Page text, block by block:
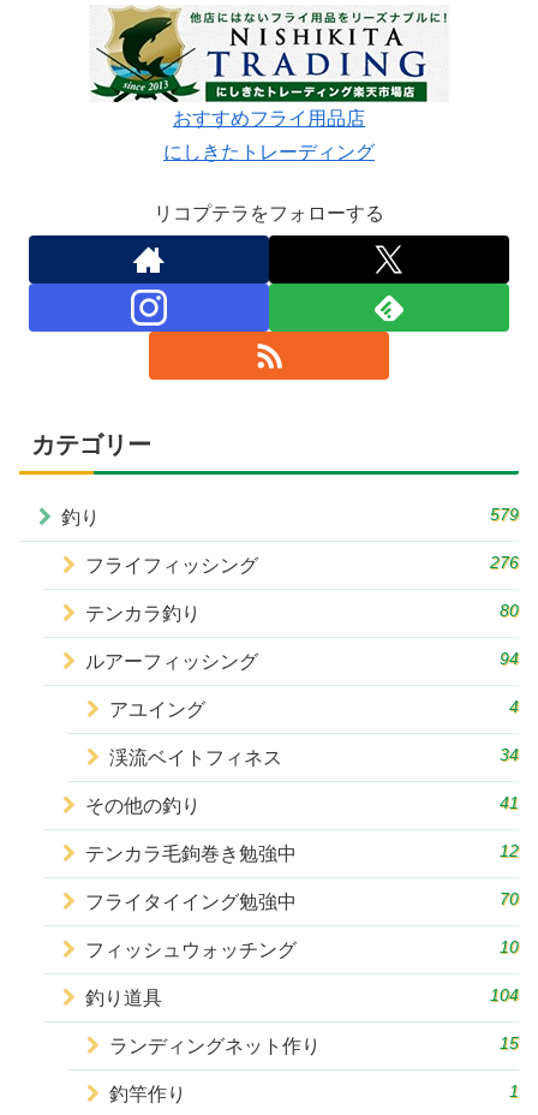
おすすめフライ用品店
にしきたトレーディング
リコプテラをフォローする
カテゴリー
釣り 579
フライフィッシング 276
テンカラ釣り 80
ルアーフィッシング 94
アユイング 4
渓流ベイトフィネス 34
その他の釣り 41
テンカラ毛鉤巻き勉強中 12
フライタイイング勉強中 70
フィッシュウォッチング 10
釣り道具 104
ランディングネット作り 15
釣竿作り 1